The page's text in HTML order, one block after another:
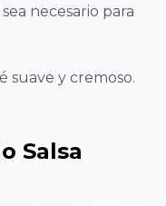
necesario para
suave y cremoso.
Salsa